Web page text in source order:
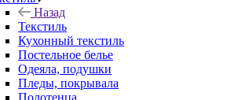
Назад
Текстиль
Кухонный текстиль
Постельное белье
Одеяла, подушки
Пледы, покрывала
Полотенца